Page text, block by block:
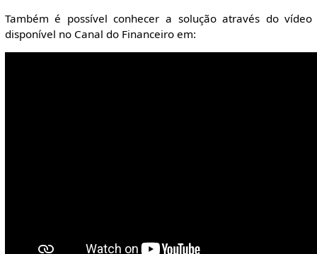
Também é possível conhecer a solução através do vídeo
disponível no Canal do Financeiro em: